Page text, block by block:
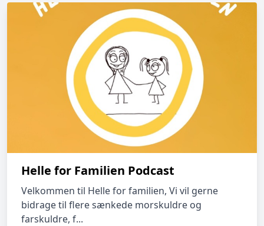
Helle for Familien Podcast
Velkommen til Helle for familien, Vi vil gerne
bidrage til flere sænkede morskuldre og
farskuldre, f...